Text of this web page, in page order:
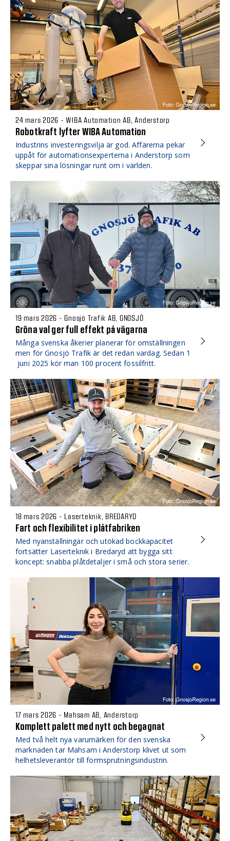
24 mars 2026 - WIBA Automation AB, Anderstorp
Robotkraft lyfter WIBA Automation
Industrins investeringsvilja är god. Affärerna pekar
uppåt för automationsexperterna i Anderstorp som
skeppar sina lösningar runt om i världen.
19 mars 2026 - Gnosjö Trafik AB, GNOSJÖ
Gröna val ger full effekt på vägarna
Många svenska åkerier planerar för omställningen
men för Gnosjö Trafik är det redan vardag. Sedan 1
juni 2025 kör man 100 procent fossilfritt.
18 mars 2026 - Laserteknik, BREDARYD
Fart och flexibilitet i plåtfabriken
Med nyanställningar och utökad bockkapacitet
fortsätter Laserteknik i Bredaryd att bygga sitt
koncept: snabba plåtdetaljer i små och stora serier.
17 mars 2026 - Mahsam AB, Anderstorp
Komplett palett med nytt och begagnat
Med två helt nya varumärken för den svenska
marknaden tar Mahsam i Anderstorp klivet ut som
helhetsleverantör till formsprutningsindustrin.